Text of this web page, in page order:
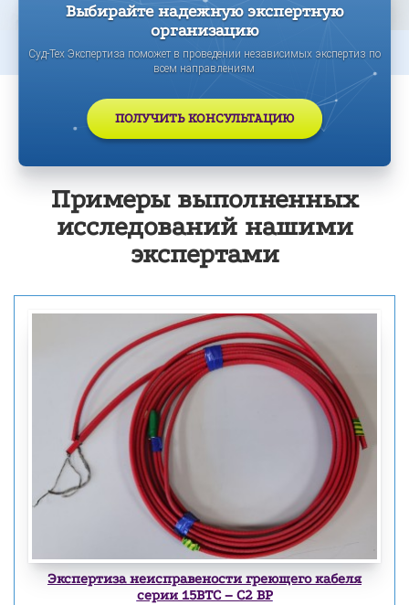
Выбирайте надежную экспертную
организацию
Суд-Тех Экспертиза поможет в проведении независимых экспертиз по
всем направлениям
ПОЛУЧИТЬ КОНСУЛЬТАЦИЮ
Примеры выполненных
исследований нашими
экспертами
Экспертиза неисправености греющего кабеля
серии 15BTC – С2 ВР